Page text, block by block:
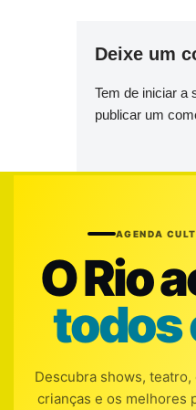
Deixe um
Tem de iniciar a
publicar um
AGENDA
O Rio
todos
Descubra shows,
crianças e os melhores